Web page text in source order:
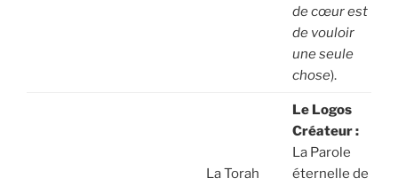
de cœur est
de vouloir
une seule
chose).
La Torah
Le Logos
Créateur :
La Parole
éternelle de